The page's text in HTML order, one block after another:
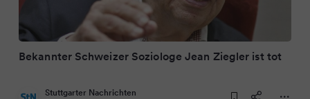
Bekannter Schweizer Soziologe Jean Ziegler ist tot
Stuttgarter Nachrichten